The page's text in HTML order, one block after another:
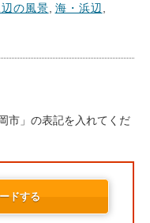
の風景 海・浜辺
市」の表記を入れてくだ
ドする